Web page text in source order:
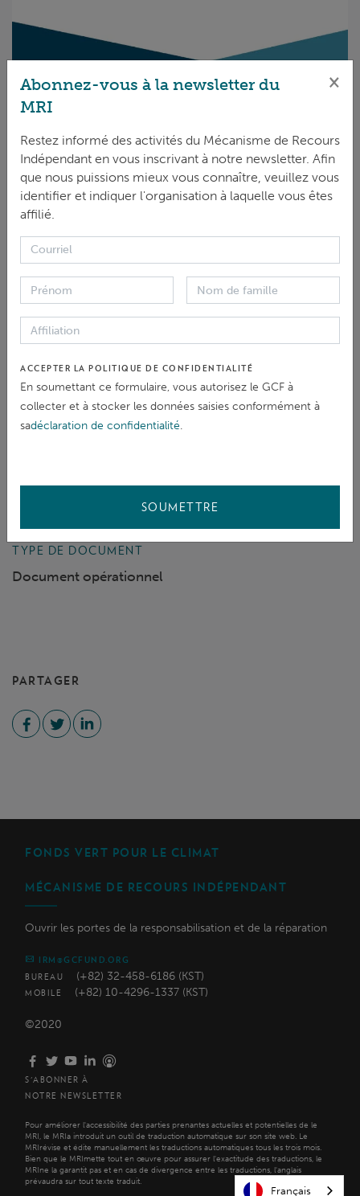
TÉLÉCHARGER
ENGLISH | PDF | 361.1 KB
In May 2024, the IRM sent out a survey to various
stakeholders who interacted with the IRM in 2023,
including complainants, requesters, civil society
representatives, accredited entities, GCF colleagues
and other stakeholders. The purpose of the survey
was to evaluate the IRM’s performance and identify
areas of improvement.
COVER DATE
TYPE DE DOCUMENT
Document opérationnel
PARTAGER
FONDS VERT POUR LE CLIMAT
MÉCANISME DE RECOURS INDÉPENDANT
Ouvrir les portes de la responsabilisation et de la réparation
IRM@GCFUND.ORG
BUREAU
(+82) 32-458-6186 (KST)
MOBILE (+82) 10-4296-1337 (KST)
©2020
S'ABONNER À
NOTRE NEWSLETTER
Pour améliorer l'accessibilité des parties prenantes actuelles et potentielles de le
MRI, le MRIa introduit un outil de traduction automatique sur son site web. Le
MRIrévise et édite manuellement les traductions automatiques tous les trois mois.
Bien que le MRImette tout en œuvre pour assurer l'exactitude des traductions, le
MRIne la garantit pas et en cas de divergence entre les traductions, l'anglais
prévaudra sur tout texte traduit.
Abonnez-vous à la newsletter du
MRI
×
Restez informé des activités du Mécanisme de Recours
Indépendant en vous inscrivant à notre newsletter. Afin
que nous puissions mieux vous connaître, veuillez vous
identifier et indiquer l'organisation à laquelle vous êtes
affilié.
ACCEPTER LA POLITIQUE DE CONFIDENTIALITÉ
En soumettant ce formulaire, vous autorisez le GCF à
collecter et à stocker les données saisies conformément à
sadéclaration de confidentialité.
SOUMETTRE
Français